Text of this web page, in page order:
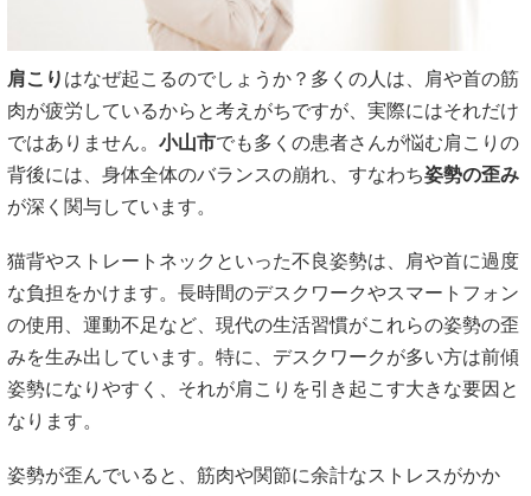
肩こり はなぜ起こるのでしょうか？多くの人は、肩や首の筋
肉が疲労しているからと考えがちですが、実際にはそれだけ
ではありません。 小山市でも多くの患者さんが悩む肩こりの
背後には、身体全体のバランスの崩れ、すなわち姿勢の歪み
が深く関与しています。
猫背やストレートネックといった不良姿勢は、肩や首に過度
な負担をかけます。長時間のデスクワークやスマートフォン
の使用、運動不足など、現代の生活習慣がこれらの姿勢の歪
みを生み出しています。特に、デスクワークが多い方は前傾
姿勢になりやすく、それが肩こりを引き起こす大きな要因と
なります。
姿勢が歪んでいると、筋肉や関節に余計なストレスがかか